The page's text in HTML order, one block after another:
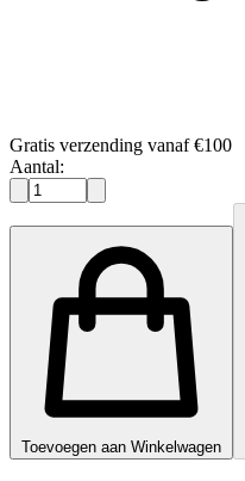
Gratis verzending vanaf €100
Aantal:
Toevoegen aan Winkelwagen